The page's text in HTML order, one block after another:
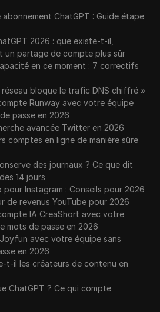
ChatGPT : Guide étape
2026 : que existe-t-il,
un partage de compte plus sûr
en ce moment : 7 correctifs
réseau bloque le trafic DNS chiffré »
Runway avec votre équipe
passe en 2026
avancée Twitter en 2026
comptes en ligne de manière sûre
des journaux ? Ce que dit
14 jours
pour Instagram : Conseils pour 2026
de revenus YouTube pour 2026
IA CreaShort avec votre
mots de passe en 2026
avec votre équipe sans
en 2026
t-il les créateurs de contenu en
ChatGPT ? Ce qui compte